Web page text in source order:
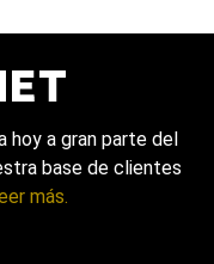
hoy a gran parte del
base de clientes
más.